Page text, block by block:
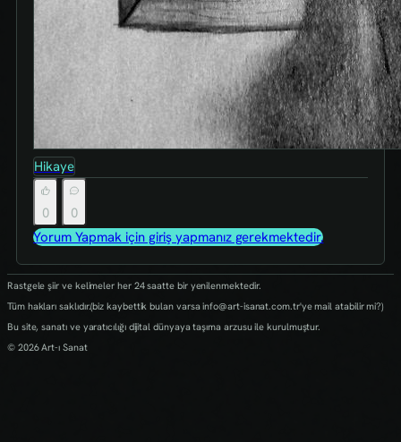
Hikaye
0
0
Yorum Yapmak için giriş yapmanız gerekmektedir.
Rastgele şiir ve kelimeler her 24 saatte bir yenilenmektedir.
Tüm hakları saklıdır.(biz kaybettik bulan varsa info@art-isanat.com.tr'ye mail atabilir mi?)
Bu site, sanatı ve yaratıcılığı dijital dünyaya taşıma arzusu ile kurulmuştur.
© 2026 Art-ı Sanat